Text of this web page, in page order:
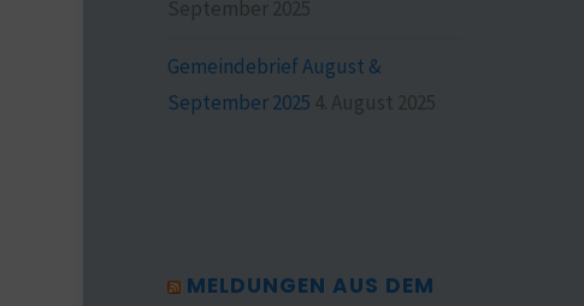
September 2025
Gemeindebrief August &
September 2025 4. August 2025
MELDUNGEN AUS DEM